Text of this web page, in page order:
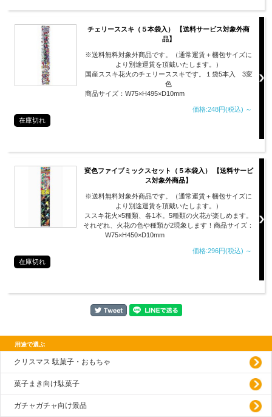
チェリーススキ（５本袋入） 【送料サービス対象外商
品】
※送料無料対象外商品です。（通常運賃＋梱包サイズに
より別途運賃を頂戴いたします。）
国産ススキ花火のチェリーススキです。１袋5本入 3変
色
商品サイズ：W75×H495×D10mm
価格:248円(税込) ～
在庫切れ
変色ファイブミックスセット（５本袋入） 【送料サービ
ス対象外商品】
※送料無料対象外商品です。（通常運賃＋梱包サイズに
より別途運賃を頂戴いたします。）
ススキ花火×5種類、各1本。5種類の火花が楽しめます。
それぞれ、火花の色や種類が2現象します！商品サイズ：
W75×H450×D10mm
価格:296円(税込) ～
在庫切れ
用途で選ぶ
クリスマス 駄菓子・おもちゃ
菓子まき向け駄菓子
ガチャガチャ向け景品